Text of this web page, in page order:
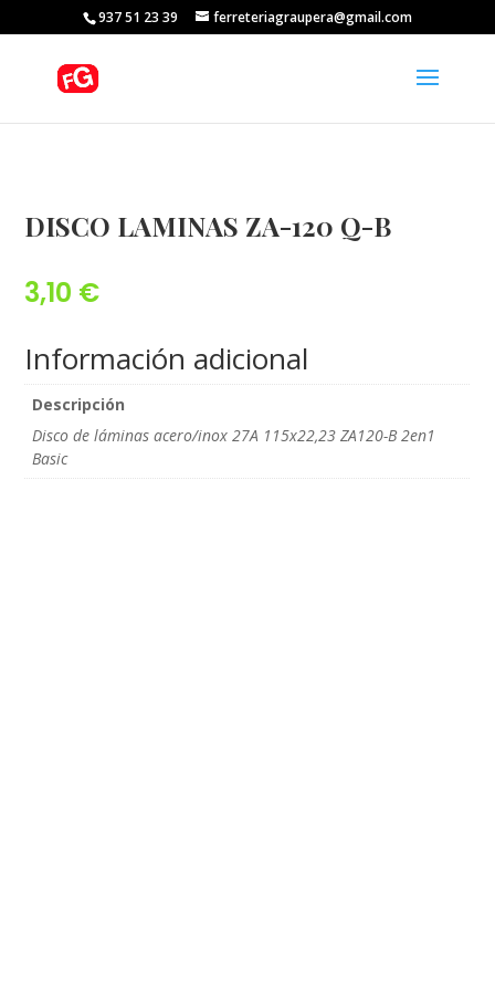
937 51 23 39 ferreteriagraupera@gmail.com
DISCO LAMINAS ZA-120 Q-B
3,10 €
Información adicional
Descripción
Disco de láminas acero/inox 27A 115x22,23 ZA120-B 2en1
Basic